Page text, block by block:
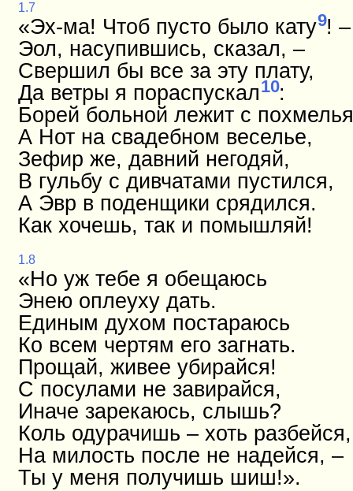
1.7
«Эх-ма! Чтоб пусто было кату9! –
Эол, насупившись, сказал, –
Свершил бы все за эту плату,
Да ветры я пораспускал10:
Борей больной лежит с
А Нот на свадебном веселье,
Зефир же, давний негодяй,
В гульбу с дивчатами пустился,
А Эвр в поденщики срядился.
Как хочешь, так и помышляй!
1.8
«Но уж тебе я обещаюсь
Энею оплеуху дать.
Единым духом постараюсь
Ко всем чертям его загнать.
Прощай, живее убирайся!
С посулами не завирайся,
Иначе зарекаюсь, слышь?
Коль одурачишь – хоть разбейся,
На милость после не надейся, –
Ты у меня получишь шиш!».